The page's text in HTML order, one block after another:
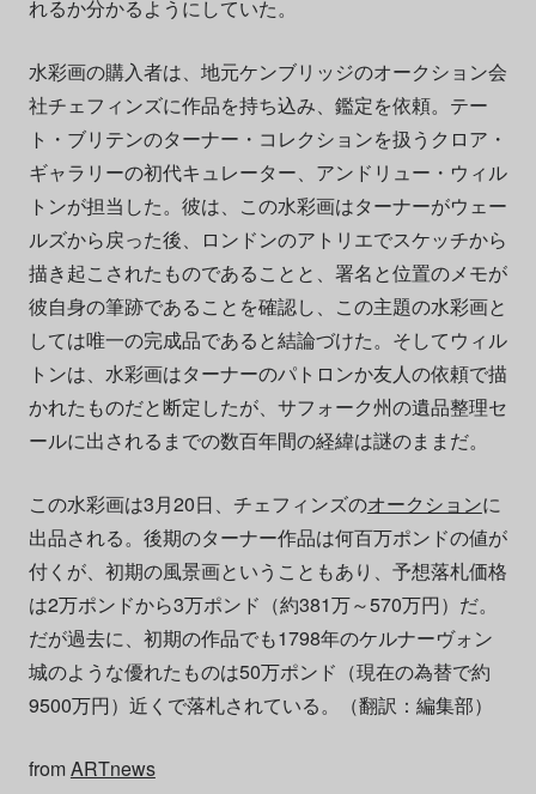
れるか分かるようにしていた。
水彩画の購入者は、地元ケンブリッジのオークション会
社チェフィンズに作品を持ち込み、鑑定を依頼。テー
ト・ブリテンのターナー・コレクションを扱うクロア・
ギャラリーの初代キュレーター、アンドリュー・ウィル
トンが担当した。彼は、この水彩画はターナーがウェー
ルズから戻った後、ロンドンのアトリエでスケッチから
描き起こされたものであることと、署名と位置のメモが
彼自身の筆跡であることを確認し、この主題の水彩画と
しては唯一の完成品であると結論づけた。そしてウィル
トンは、水彩画はターナーのパトロンか友人の依頼で描
かれたものだと断定したが、サフォーク州の遺品整理セ
ールに出されるまでの数百年間の経緯は謎のままだ。
この水彩画は3月20日、チェフィンズのオークションに
出品される。後期のターナー作品は何百万ポンドの値が
付くが、初期の風景画ということもあり、予想落札価格
は2万ポンドから3万ポンド（約381万～570万円）だ。
だが過去に、初期の作品でも1798年のケルナーヴォン
城のような優れたものは50万ポンド（現在の為替で約
9500万円）近くで落札されている。（翻訳：編集部）
fromARTnews